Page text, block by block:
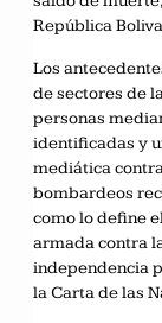
República
Los
de sectores de
personas
identificadas y
mediática
bombardeos
como lo define
armada contra
independencia
la Carta de las